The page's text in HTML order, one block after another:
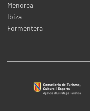
Menorca
Ibiza
Formentera